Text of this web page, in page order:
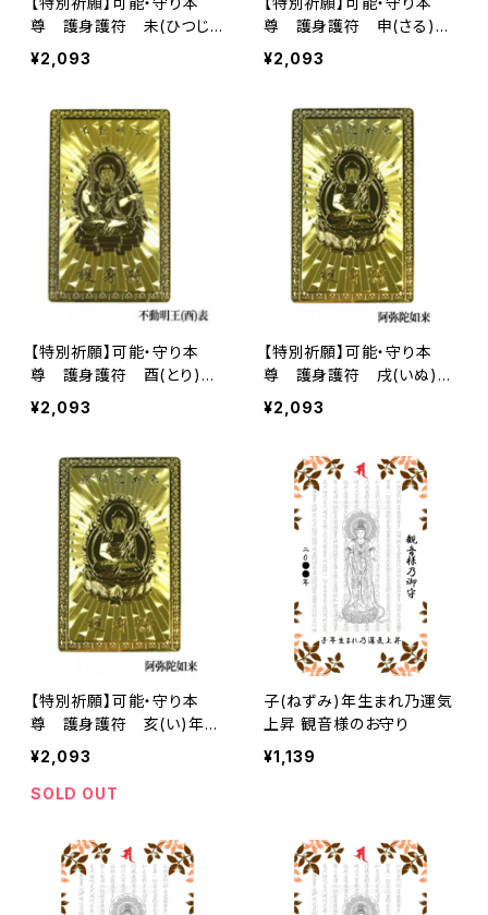
尊 護身護符 未(ひつじ)
年 大日如来 お守り 護符
ご利益【お届まで3〜10日】
¥2,093
尊 護身護符 申(さる)
年 大日如来 お守り 護符
ご利益
¥2,093
【特別祈願】可能・守り本
尊 護身護符 酉(とり)
年 不動明王 お守り 護符
ご利益
¥2,093
【特別祈願】可能・守り本
尊 護身護符 戌(いぬ)
年 阿弥陀如来 お守り 護
符 ご利益
¥2,093
【特別祈願】可能・守り本
尊 護身護符 亥(い)年
阿弥陀如来 お守り 護符 ご
利益
¥2,093
SOLD OUT
子(ねずみ)年生まれ乃運気
上昇 観音様のお守り
¥1,139